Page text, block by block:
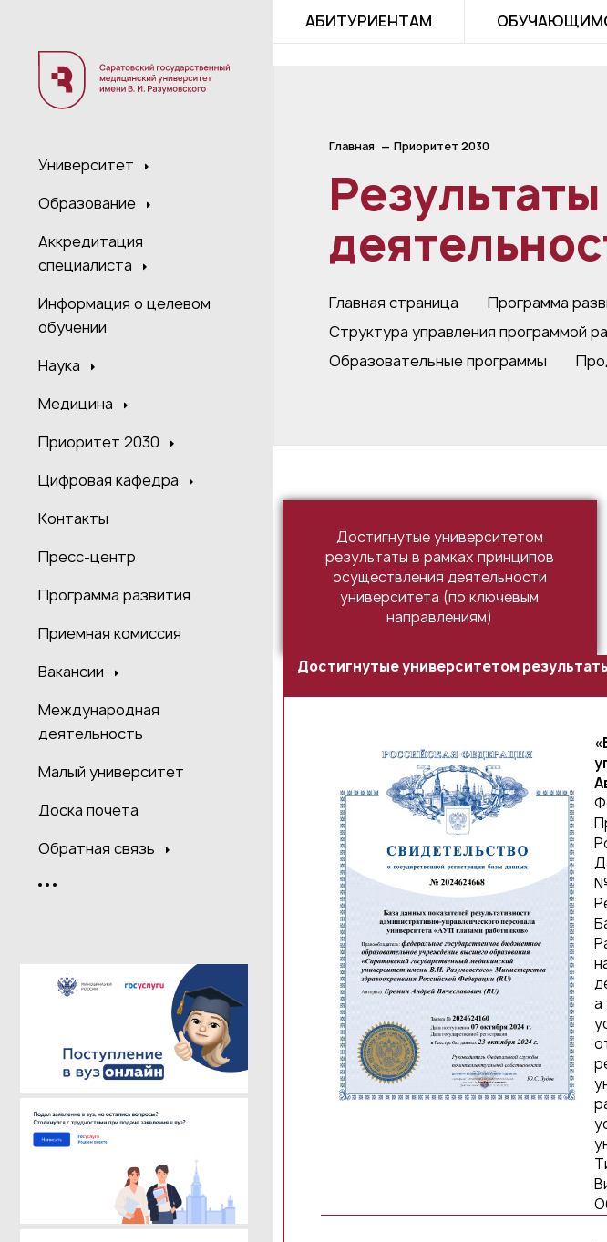
Университет
Образование
Аккредитация
специалиста
Информация о целевом
обучении
Наука
Медицина
Приоритет 2030
Цифровая кафедра
Контакты
Пресс-центр
Программа развития
Приемная комиссия
Вакансии
Международная
деятельность
Малый университет
Доска почета
Обратная связь
АБИТУРИЕНТАМ
Главная Приоритет 2030
Главная страница Программа
Структура управления программой
Образовательные программы
Достигнутые университетом
результаты в рамках принципов
осуществления деятельности
университета (по ключевым
направлениям)
Достигнутые университетом
№
а